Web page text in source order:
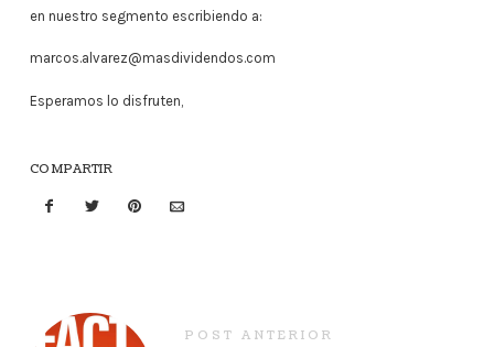
en nuestro segmento escribiendo a:
marcos.alvarez@masdividendos.com
Esperamos lo disfruten,
COMPARTIR
POST ANTERIOR